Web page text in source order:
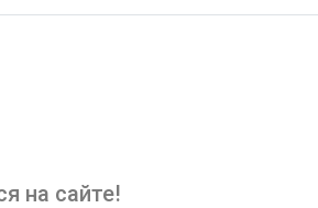
на сайте!